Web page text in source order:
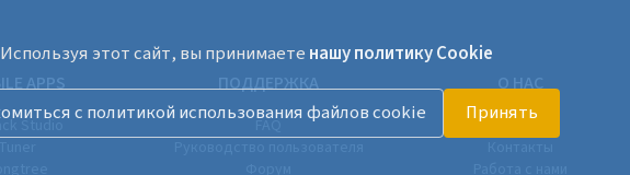
APPS ПОДДЕРЖКА О НАС
Используя этот сайт, вы принимаете нашу политику Cookie
с политикой использования файлов cookie Принять